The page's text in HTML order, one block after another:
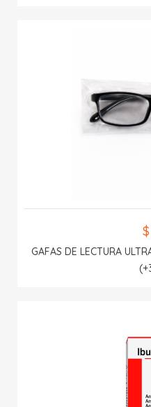
$
GAFAS DE LECTURA